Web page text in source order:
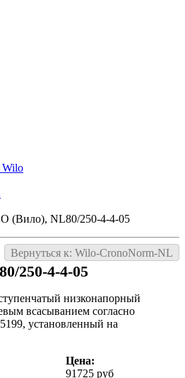
Wilo
(Вило), NL80/250-4-4-05
Вернуться к: Wilo-CronoNorm-NL
250-4-4-05
низконапорный
всасыванием согласно
установленный на
Цена:
91725 руб